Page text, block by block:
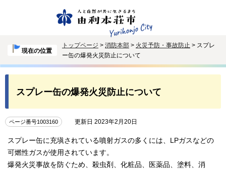
現在の位置
トップページ > 消防本部 > 火災予防・事故防止 > スプレ
ー缶の爆発火災防止について
スプレー缶の爆発火災防止について
ページ番号1003160 更新日 2023年2月20日
スプレー缶に充塡されている噴射ガスの多くには、LPガスなどの
可燃性ガスが使用されています。
爆発火災事故を防ぐため、殺虫剤、化粧品、医薬品、塗料、消